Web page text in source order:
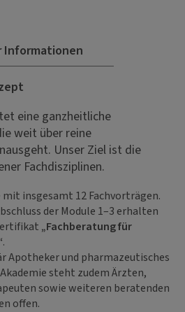
Informationen
eine ganzheitliche
weit über reine
Unser Ziel ist die
Fachdisziplinen.
mit insgesamt 12 Fachvorträgen.
der Module 1–3 erhalten
„Fachberatung für
.
Apotheker und pharmazeutisches
steht zudem Ärzten,
sowie weiteren beratenden
offen.